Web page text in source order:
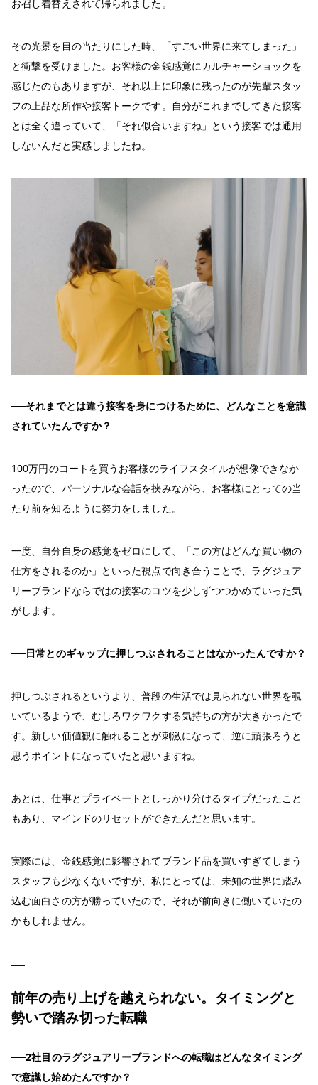
お召し着替えされて帰られました。
その光景を目の当たりにした時、「すごい世界に来てしまった」
と衝撃を受けました。お客様の金銭感覚にカルチャーショックを
感じたのもありますが、それ以上に印象に残ったのが先輩スタッ
フの上品な所作や接客トークです。自分がこれまでしてきた接客
とは全く違っていて、「それ似合いますね」という接客では通用
しないんだと実感しましたね。
──それまでとは違う接客を身につけるために、どんなことを意識
されていたんですか？
100万円のコートを買うお客様のライフスタイルが想像できなか
ったので、パーソナルな会話を挟みながら、お客様にとっての当
たり前を知るように努力をしました。
一度、自分自身の感覚をゼロにして、「この方はどんな買い物の
仕方をされるのか」といった視点で向き合うことで、ラグジュア
リーブランドならではの接客のコツを少しずつつかめていった気
がします。
──日常とのギャップに押しつぶされることはなかったんですか？
押しつぶされるというより、普段の生活では見られない世界を覗
いているようで、むしろワクワクする気持ちの方が大きかったで
す。新しい価値観に触れることが刺激になって、逆に頑張ろうと
思うポイントになっていたと思いますね。
あとは、仕事とプライベートとしっかり分けるタイプだったこと
もあり、マインドのリセットができたんだと思います。
実際には、金銭感覚に影響されてブランド品を買いすぎてしまう
スタッフも少なくないですが、私にとっては、未知の世界に踏み
込む面白さの方が勝っていたので、それが前向きに働いていたの
かもしれません。
前年の売り上げを越えられない。タイミングと
勢いで踏み切った転職
──2社目のラグジュアリーブランドへの転職はどんなタイミング
で意識し始めたんですか？